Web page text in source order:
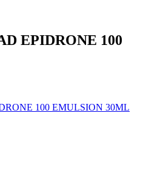
EPIDRONE 100